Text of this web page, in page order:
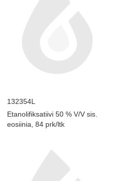
132354L
Etanolifiksatiivi 50 % V/V sis.
eosiinia, 84 prk/ltk